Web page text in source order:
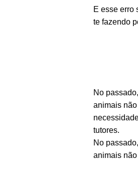
E esse erro
te fazendo
No
animais
tutores.
No
animais